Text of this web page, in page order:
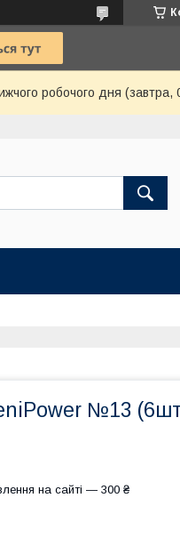
робочого дня (завтра,
№13
на сайті — 300 ₴